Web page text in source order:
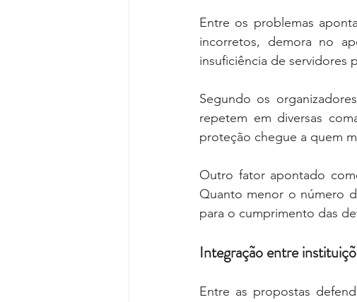
Entre os problemas
incorretos, demora no
insuficiência de servidores
Segundo os
repetem em diversas
proteção chegue a quem
Outro fator apontado
Quanto menor o número
para o cumprimento das
Integração entre
Entre as propostas